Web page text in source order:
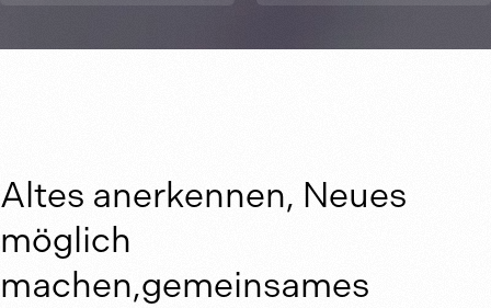
Altes anerkennen, Neues
möglich
machen,gemeinsames